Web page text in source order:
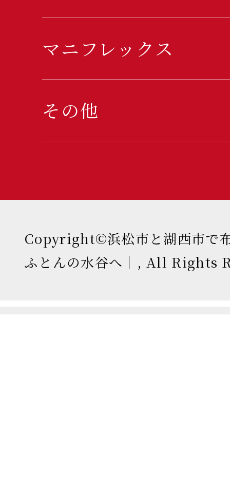
マニフレックス
その他
Copyright©浜松市と湖西市で
ふとんの水谷へ｜, All Rights